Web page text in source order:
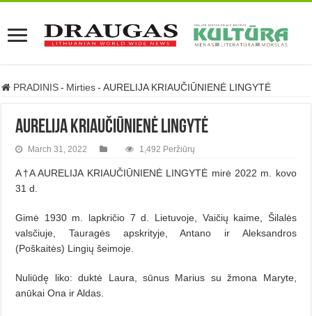
PRADINIS - Mirties - AURELIJA KRIAUČIŪNIENĖ LINGYTĖ
AURELIJA KRIAUČIŪNIENĖ LINGYTĖ
March 31, 2022 1,492 Peržiūrų
A†A AURELIJA KRIAUČIŪNIENĖ LINGYTĖ mirė 2022 m. kovo
31 d.
Gimė 1930 m. lapkričio 7 d. Lietuvoje, Vaičių kaime, Šilalės
valsčiuje, Tauragės apskrityje, Antano ir Aleksandros
(Poškaitės) Lingių šeimoje.
Nuliūdę liko: duktė Laura, sūnus Marius su žmona Maryte,
anūkai Ona ir Aldas.